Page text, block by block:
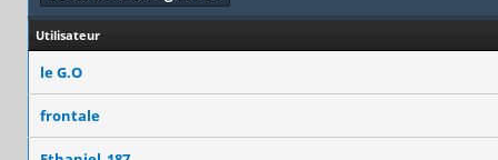
Utilisateur
le G.O
frontale